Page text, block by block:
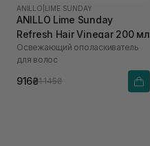
ANILLO LIME SUNDAY
ANILLO Lime Sunday
Refresh Hair Vinegar 200 мл
Освежающий ополаскиватель
для волос
916₴1 145₴